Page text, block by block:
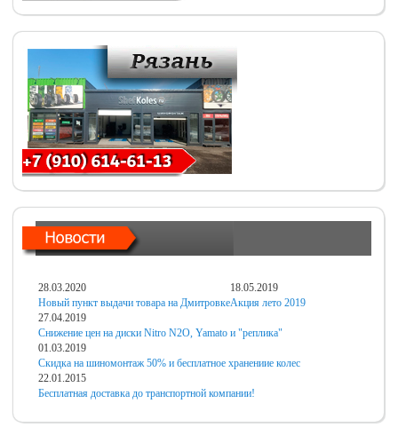
28.03.2020
Новый пункт выдачи товара на Дмитровке
18.05.2019
Акция лето 2019
27.04.2019
Снижение цен на диски Nitro N2O, Yamato и "реплика"
01.03.2019
Скидка на шиномонтаж 50% и бесплатное хранениие колес
22.01.2015
Бесплатная доставка до транспортной компании!